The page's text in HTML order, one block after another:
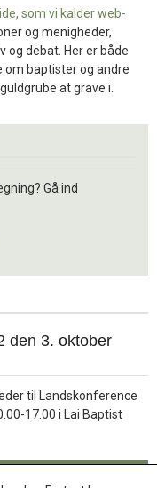
som vi kalder web-
og menigheder,
debat. Her er både
om baptister og andre
at grave i.
Gå ind
den 3. oktober
til Landskonference
17.00 i Lai Baptist